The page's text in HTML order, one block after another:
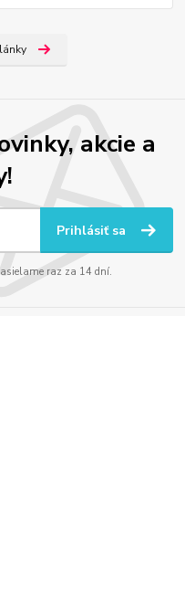
akcie a
Prihlásiť sa
raz za 14 dní.